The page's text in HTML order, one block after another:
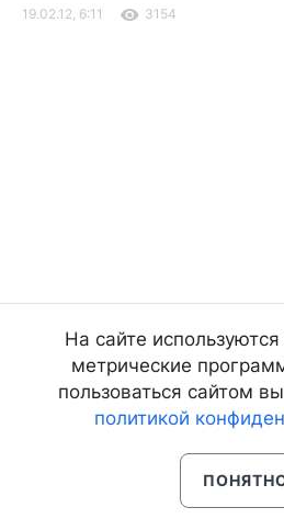
19.02.12, 6:11 3154
На сайте
метрические
пользоваться сайтом
политикой